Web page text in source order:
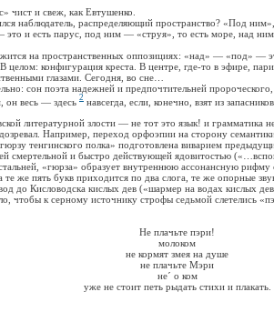
и свеж, как Евтушенко.
распределяющий пространство? «Под
есть парус, под ним — «струя», то есть море, над ним
на пространственных оппозициях: «над» — «под» —
конфигурация креста. В центре, где-то в эфире,
глазами. Сегодня, во сне…
сон поэта надежней и предпочтительней
он весь — здесь 2 навсегда, если, конечно, взят из
литературной злости — не тот это язык! и грамматика
Например, переход орфоэпии на сторону
тенгинского полка» подготовлена виварием
смертельной и быстро действующей ядовитостью
«гюрза» образует внутреннюю ассонансную рифму
те же пять букв приходится по два слога, те же опорные
Кисловодска кислых дев («шармер на водах кислых
чтобы к серному источнику строфы седьмой слетелись
Не плачьте пэри!
молоком
не кормят змея на душе
не плачьте Мэри
нe´ о ком
уже не стоит петь рыдать стихи и плакать.